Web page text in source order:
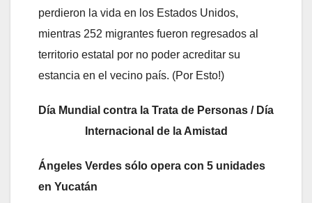
perdieron la vida en los Estados Unidos,
mientras 252 migrantes fueron regresados al
territorio estatal por no poder acreditar su
estancia en el vecino país. (Por Esto!)
Día Mundial contra la Trata de Personas / Día
Internacional de la Amistad
Ángeles Verdes sólo opera con 5 unidades
en Yucatán